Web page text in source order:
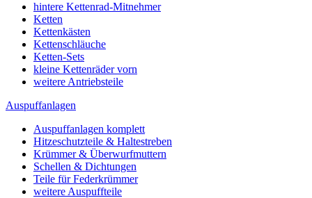
hintere Kettenrad-Mitnehmer
Ketten
Kettenkästen
Kettenschläuche
Ketten-Sets
kleine Kettenräder vorn
weitere Antriebsteile
Auspuffanlagen
Auspuffanlagen komplett
Hitzeschutzteile & Haltestreben
Krümmer & Überwurfmuttern
Schellen & Dichtungen
Teile für Federkrümmer
weitere Auspuffteile